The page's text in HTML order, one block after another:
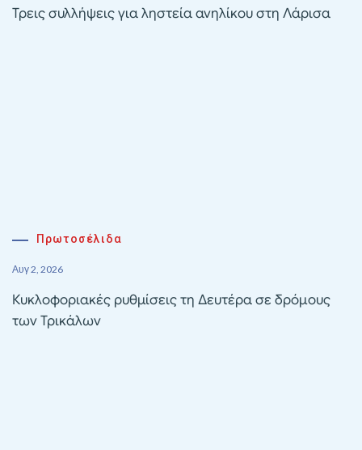
Τρεις συλλήψεις για ληστεία ανηλίκου στη Λάρισα
Πρωτοσέλιδα
Αυγ 2, 2026
Κυκλοφοριακές ρυθμίσεις τη Δευτέρα σε δρόμους
των Τρικάλων